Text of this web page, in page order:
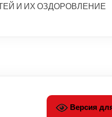
И ИХ ОЗДОРОВЛЕНИЕ
Версия